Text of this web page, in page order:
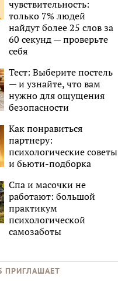
чувствительность:
только 7% людей
найдут более 25 слов за
60 секунд — проверьте
себя
Тест: Выберите постель
— и узнайте, что вам
нужно для ощущения
безопасности
Как понравиться
партнеру:
психологические советы
и бьюти-подборка
Спа и масочки не
работают: большой
практикум
психологической
самозаботы
ПРИГЛАШАЕТ